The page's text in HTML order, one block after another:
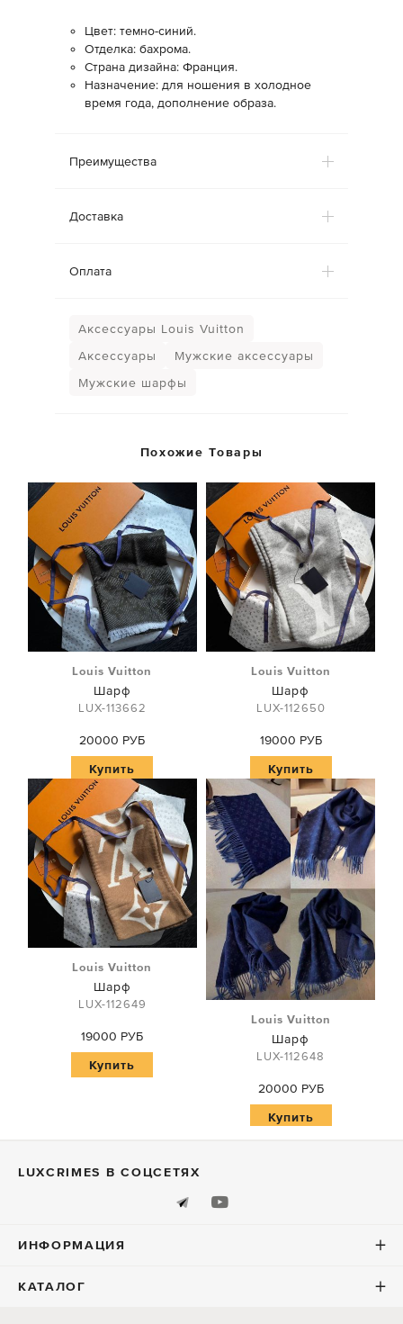
Цвет: темно-синий.
Отделка: бахрома.
Страна дизайна: Франция.
Назначение: для ношения в холодное
время года, дополнение образа.
Преимущества
Доставка
Оплата
Аксессуары Louis Vuitton
Аксессуары
Мужские аксессуары
Мужские шарфы
Похожие Товары
Louis Vuitton
Шарф
LUX-113662
20000 РУБ
Купить
Louis Vuitton
Шарф
LUX-112650
19000 РУБ
Купить
Louis Vuitton
Шарф
LUX-112649
19000 РУБ
Купить
Louis Vuitton
Шарф
LUX-112648
20000 РУБ
Купить
LUXСRIMES В СОЦСЕТЯХ
ИНФОРМАЦИЯ
КАТАЛОГ